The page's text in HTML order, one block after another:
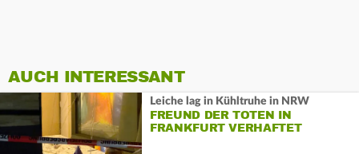
AUCH INTERESSANT
Leiche lag in Kühltruhe in NRW
FREUND DER TOTEN IN
FRANKFURT VERHAFTET